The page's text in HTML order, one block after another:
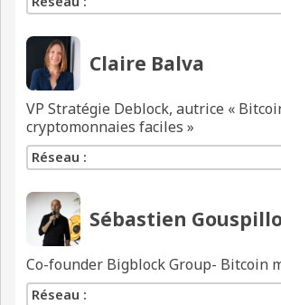
Claire Balva
VP Stratégie Deblock, autrice «
cryptomonnaies faciles »
Réseau :
Sébastien
Co-founder Bigblock Group- Bitcoin
Réseau :